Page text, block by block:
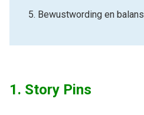
5. Bewustwording en balans
1. Story Pins